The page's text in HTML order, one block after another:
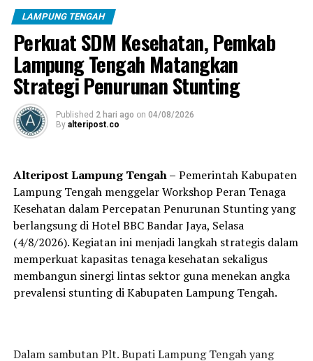
serta Pendukung Pelaksanaan penanganan Covid-19 di
tingkat kelurahan.
Dalam kesempatan itu juga Tim memberikan bantuan
kepada Gugus Tugas Kabupaten Lampung Tengah
berupa paket masker sebanyak 2000 buah yang akan
dibagikan kepada masyarakat desa.
Sementara itu, Bupati Lampung Tengah Musa Ahmad,
Kabupaten Lampung Tengah terus berupaya melakukan
langkah-langkah optimal dalam melakukan penanganan
Covid-19 di Kabupaten Lampung Tengah, termasuk
dalam menerapkan PPKM Mikro.
Satgas Penanganan Covid-19 Kabupaten Lampung
Tengah, lanjut Musa, juga telah melakukan langkah-
langkah di bidang pencegahan dengan menerapkan
protokol kesehatan 3M+2M, dibidang penanganan
sampai tingkat RT RW, serta dibidang Pendukung
LAMPUNG TENGAH
Perkuat SDM Kesehatan, Pemkab
Lampung Tengah Matangkan
Strategi Penurunan Stunting
Published 2 hari ago on 04/08/2026
By alteripost.co
Alteripost Lampung Tengah – Pemerintah Kabupaten
Lampung Tengah menggelar Workshop Peran Tenaga
Kesehatan dalam Percepatan Penurunan Stunting yang
berlangsung di Hotel BBC Bandar Jaya, Selasa
(4/8/2026). Kegiatan ini menjadi langkah strategis dalam
memperkuat kapasitas tenaga kesehatan sekaligus
membangun sinergi lintas sektor guna menekan angka
prevalensi stunting di Kabupaten Lampung Tengah.
Dalam sambutan Plt. Bupati Lampung Tengah yang